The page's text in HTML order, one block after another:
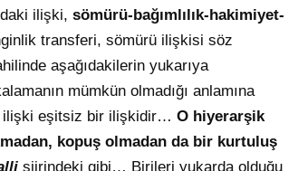
ilişki, sömürü-bağımlılık-hakimiyet-
transferi, sömürü ilişkisi söz
aşağıdakilerin yukarıya
mümkün olmadığı anlamına
ilişki eşitsiz bir ilişkidir… O hiyerarşik
kopuş olmadan da bir kurtuluş
şiirindeki gibi… Birileri yukarda olduğu